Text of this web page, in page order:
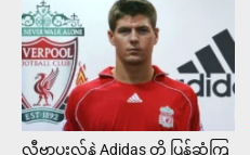
လီဗာပူးလ်နဲ့ Adidas တို့ ပြန်ဆုံကြ